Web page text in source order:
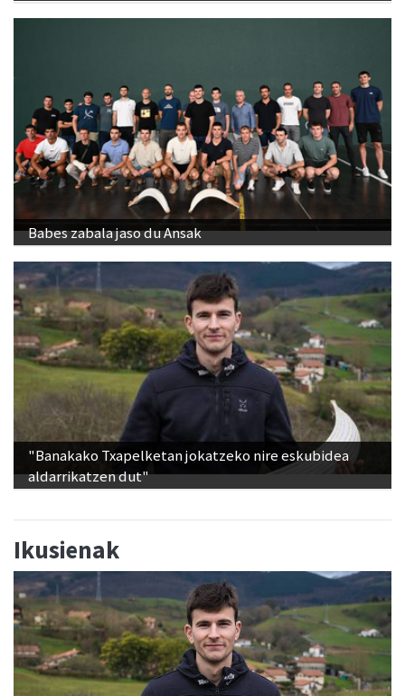
Babes zabala jaso du Ansak
"Banakako Txapelketan jokatzeko nire eskubidea
aldarrikatzen dut"
Ikusienak